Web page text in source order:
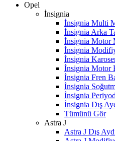
Opel
İnsignia
İnsignia Multi
İnsignia Arka
İnsignia Motor
İnsignia
İnsignia
İnsignia Motor
İnsignia Fren
İnsignia
İnsignia
İnsignia Dış
Tümünü Gör
Astra J
Astra J Dış